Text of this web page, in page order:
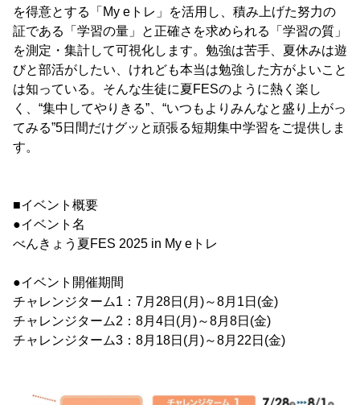
を得意とする「My eトレ」を活用し、積み上げた努力の
証である「学習の量」と正確さを求められる「学習の質」
を測定・集計して可視化します。勉強は苦手、夏休みは遊
びと部活がしたい、けれども本当は勉強した方がよいこと
は知っている。そんな生徒に夏FESのように熱く楽し
く、“集中してやりきる”、“いつもよりみんなと盛り上がっ
てみる”5日間だけグッと頑張る短期集中学習をご提供しま
す。
■イベント概要
●イベント名
べんきょう夏FES 2025 in My eトレ
●イベント開催期間
チャレンジターム1：7月28日(月)～8月1日(金)
チャレンジターム2：8月4日(月)～8月8日(金)
チャレンジターム3：8月18日(月)～8月22日(金)